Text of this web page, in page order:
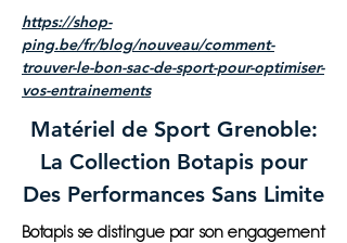
https://shop-
ping.be/fr/blog/nouveau/comment-
trouver-le-bon-sac-de-sport-pour-optimiser-
vos-entrainements
Matériel de Sport Grenoble:
La Collection Botapis pour
Des Performances Sans Limite
Botapis se distingue par son engagement